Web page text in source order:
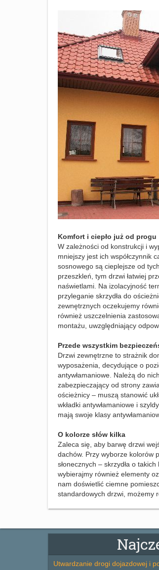
Komfort i ciepło już od progu
W zależności od konstrukcji i
mniejszy jest ich współczynnik
sosnowego są cieplejsze od
przeszkleń, tym drzwi łatwiej
naświetlami. Na izolacyjność
przyleganie skrzydła do
zewnętrznych oczekujemy
również uszczelnienia
montażu, uwzględniający
Przede wszystkim
Drzwi zewnętrzne to strażnik
wyposażenia, decydujące o
antywłamaniowe. Należą do
zabezpieczający od strony
ościeżnicy – muszą stanowić
wkładki antywłamaniowe i
mają swoje klasy
O kolorze słów kilka
Zaleca się, aby barwę drzwi
dachów. Przy wyborze kolorów
słonecznych – skrzydła o
wybierajmy również elementy
nam doświetlić ciemne
standardowych drzwi, możemy
Utwardzanie drogi dojazdowej i